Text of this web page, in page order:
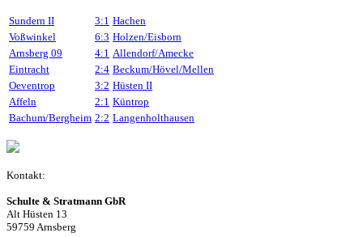
Sundern II 3:1 Hachen
Voßwinkel
6:3 Holzen/Eisborn
Arnsberg 09
4:1 Allendorf/Amecke
Eintracht
2:4 Beckum/Hövel/Mellen
Oeventrop
3:2 Hüsten II
Affeln
2:1 Küntrop
Bachum/Bergheim 2:2 Langenholthausen
Kontakt:
Schulte & Stratmann GbR
Alt Hüsten 13
59759 Arnsberg